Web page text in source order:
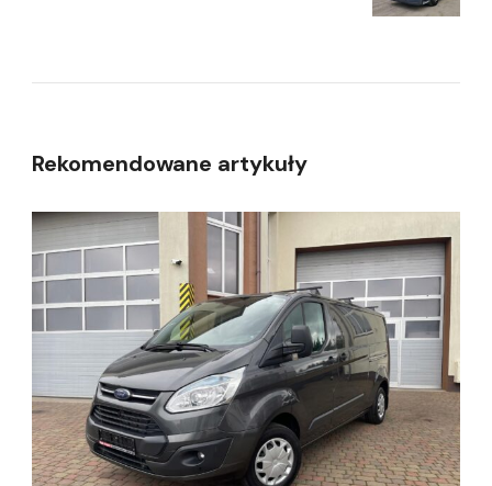
Rekomendowane artykuły